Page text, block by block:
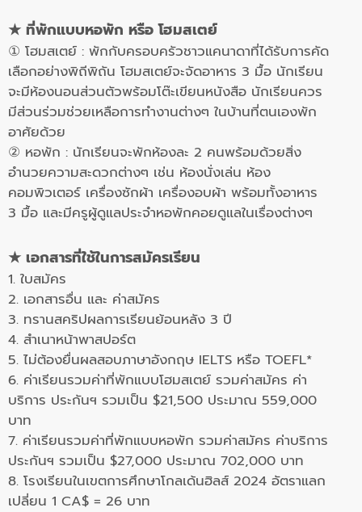
★ ที่พักแบบหอพัก หรือ โฮมสเตย์
① โฮมสเตย์ : พักกับครอบครัวชาวแคนาดาที่ได้รับการคัด
เลือกอย่างพิถีพิถัน โฮมสเตย์จะจัดอาหาร 3 มื้อ นักเรียน
จะมีห้องนอนส่วนตัวพร้อมโต๊ะเขียนหนังสือ นักเรียนควร
มีส่วนร่วมช่วยเหลือการทำงานต่างๆ ในบ้านที่ตนเองพัก
อาศัยด้วย
② หอพัก : นักเรียนจะพักห้องละ 2 คนพร้อมด้วยสิ่ง
อำนวยความสะดวกต่างๆ เช่น ห้องนั่งเล่น ห้อง
คอมพิวเตอร์ เครื่องซักผ้า เครื่องอบผ้า พร้อมทั้งอาหาร
3 มื้อ และมีครูผู้ดูแลประจำหอพักคอยดูแลในเรื่องต่างๆ
★ เอกสารที่ใช้ในการสมัครเรียน
1. ใบสมัคร
2. เอกสารอื่น และ ค่าสมัคร
3. ทรานสคริปผลการเรียนย้อนหลัง 3 ปี
4. สำเนาหน้าพาสปอร์ต
5. ไม่ต้องยื่นผลสอบภาษาอังกฤษ IELTS หรือ TOEFL*
6. ค่าเรียนรวมค่าที่พักแบบโฮมสเตย์ รวมค่าสมัคร ค่า
บริการ ประกันฯ รวมเป็น $21,500 ประมาณ 559,000
บาท
7. ค่าเรียนรวมค่าที่พักแบบหอพัก รวมค่าสมัคร ค่าบริการ
ประกันฯ รวมเป็น $27,000 ประมาณ 702,000 บาท
8. โรงเรียนในเขตการศึกษาโกลเด้นฮิลส์ 2024 อัตราแลก
เปลี่ยน 1 CA$ = 26 บาท